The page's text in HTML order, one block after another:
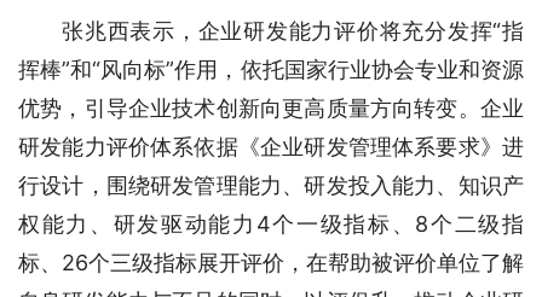
张兆西表示，企业研发能力评价将充分发挥“指
挥棒”和“风向标”作用，依托国家行业协会专业和资源
优势，引导企业技术创新向更高质量方向转变。企业
研发能力评价体系依据《企业研发管理体系要求》进
行设计，围绕研发管理能力、研发投入能力、知识产
权能力、研发驱动能力4个一级指标、8个二级指
标、26个三级指标展开评价，在帮助被评价单位了解